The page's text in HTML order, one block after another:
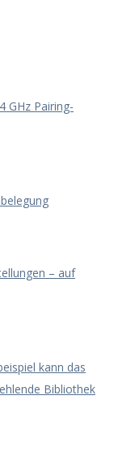
GHz Pairing-
– auf
kann das
Bibliothek